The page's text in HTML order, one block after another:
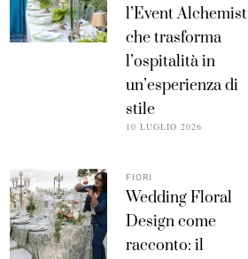
l’Event Alchemist
che trasforma
l’ospitalità in
un’esperienza di
stile
10 LUGLIO 2026
FIORI
Wedding Floral
Design come
racconto: il